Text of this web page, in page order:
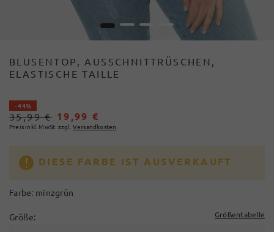
1 2 3
BLUSENTOP, AUSSCHNITTRÜSCHEN,
ELASTISCHE TAILLE
- 44%
35,99 € 19,99 €
Preis inkl. MwSt. zzgl. Versandkosten
DIESE FARBE IST AUSVERKAUFT
Farbe: minzgrün
Größe: Größentabelle